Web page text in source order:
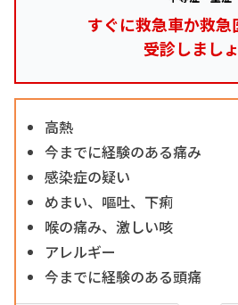
すぐに救急車か救急
受診しまし
高熱
今までに経験のある痛み
感染症の疑い
めまい、嘔吐、下痢
喉の痛み、激しい咳
アレルギー
今までに経験のある頭痛